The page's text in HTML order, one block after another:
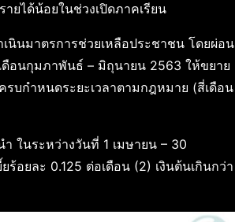
ยได้น้อยในช่วงเปิดภาคเรียน
นินมาตรการช่วยเหลือประชาชน โดยผ่อน
ดือนกุมภาพันธ์ – มิถุนายน 2563 ให้ขยาย
รบกำหนดระยะเวลาตามกฎหมาย (สี่เดือน
ในระหว่างวันที่ 1 เมษายน – 30
อยละ 0.125 ต่อเดือน (2) เงินต้นเกินกว่า